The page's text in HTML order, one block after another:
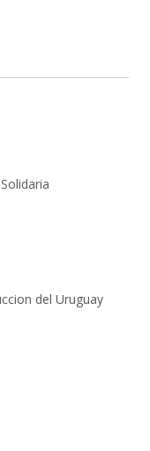
del Uruguay